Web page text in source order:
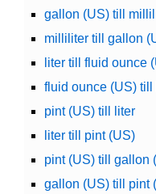
gallon (US) till
milliliter till gallon
liter till fluid ounce
fluid ounce (US) till
pint (US) till liter
liter till pint (US)
pint (US) till gallon
gallon (US) till pint